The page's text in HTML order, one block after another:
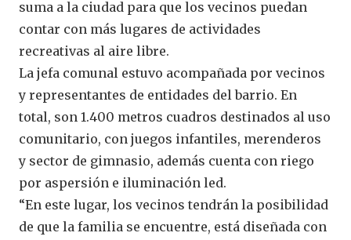
suma a la ciudad para que los vecinos puedan
contar con más lugares de actividades
recreativas al aire libre.
La jefa comunal estuvo acompañada por vecinos
y representantes de entidades del barrio. En
total, son 1.400 metros cuadros destinados al uso
comunitario, con juegos infantiles, merenderos
y sector de gimnasio, además cuenta con riego
por aspersión e iluminación led.
“En este lugar, los vecinos tendrán la posibilidad
de que la familia se encuentre, está diseñada con